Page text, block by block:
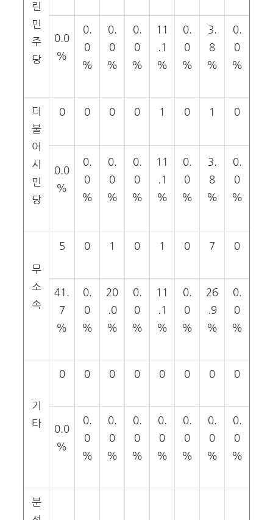
린
민
주
당
0.0
%
0.
0
%
0.
0
%
0.
0
%
11
.1
%
0.
0
%
3.
8
%
0.
0
%
더
불
어
시
민
당
0 0 0 0 1 0 1 0
0.0
%
0.
0
%
0.
0
%
0.
0
%
11
.1
%
0.
0
%
3.
8
%
0.
0
%
무
소
속
5 0 1 0 1 0 7 0
41.
7
%
0.
0
%
20
.0
%
0.
0
%
11
.1
%
0.
0
%
26
.9
%
0.
0
%
기
타
0 0 0 0 0 0 0 0
0.0
%
0.
0
%
0.
0
%
0.
0
%
0.
0
%
0.
0
%
0.
0
%
0.
0
%
분